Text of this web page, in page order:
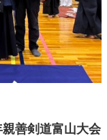
善剣道富山大会